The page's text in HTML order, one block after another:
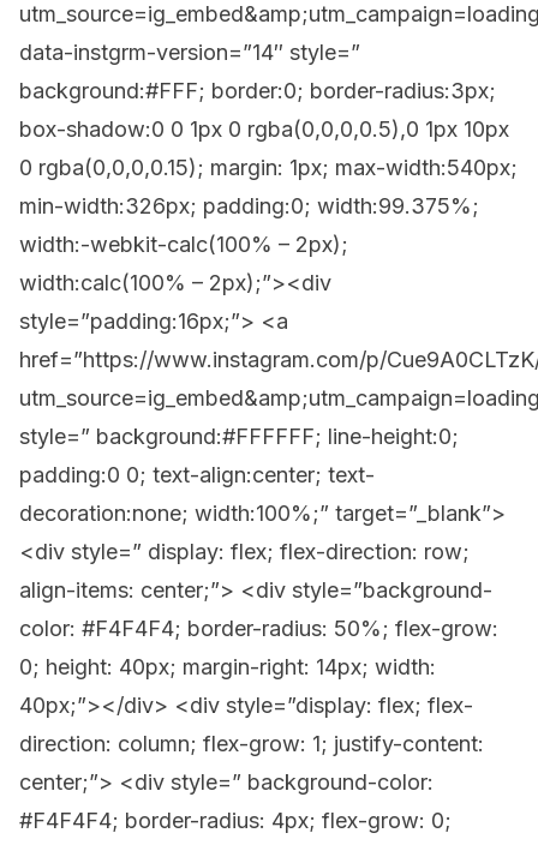
data-instgrm-version=”14″ style=”
background:#FFF; border:0; border-radius:3px;
box-shadow:0 0 1px 0 rgba(0,0,0,0.5),0 1px 10px
0 rgba(0,0,0,0.15); margin: 1px; max-width:540px;
min-width:326px; padding:0; width:99.375%;
width:-webkit-calc(100% – 2px);
width:calc(100% – 2px);”><div
style=”padding:16px;”> <a
href=”https://www.instagram.com/p/
style=” background:#FFFFFF; line-height:0;
padding:0 0; text-align:center; text-
decoration:none; width:100%;” target=”_blank”>
<div style=” display: flex; flex-direction: row;
align-items: center;”> <div style=”background-
color: #F4F4F4; border-radius: 50%; flex-grow:
0; height: 40px; margin-right: 14px; width:
40px;”></div> <div style=”display: flex; flex-
direction: column; flex-grow: 1; justify-content:
center;”> <div style=” background-color:
#F4F4F4; border-radius: 4px; flex-grow: 0;